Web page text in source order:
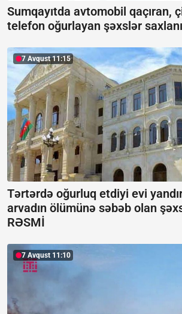
Sumqayıtda avtomobil qaçıran,
telefon oğurlayan şəxslər
7 Avqust 11:15
Tərtərdə oğurluq etdiyi evi
arvadın ölümünə səbəb olan
RƏSMİ
7 Avqust 11:10